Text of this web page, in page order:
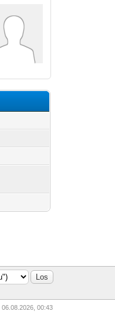
06.08.2026, 00:43